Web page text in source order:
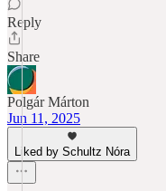
Reply
Share
Polgár Márton
Jun 11, 2025
Liked by Schultz Nóra